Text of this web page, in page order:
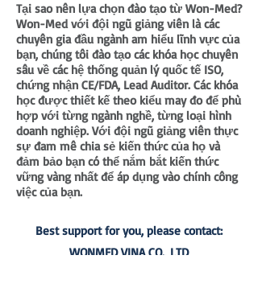
Tại sao nên lựa chọn đào tạo từ Won-Med?
Won-Med với đội ngũ giảng viên là các
chuyên gia đầu ngành am hiểu lĩnh vực của
bạn, chúng tôi đào tạo các khóa học chuyên
sâu về các hệ thống quản lý quốc tế ISO,
chứng nhận CE/FDA, Lead Auditor. Các khóa
học được thiết kế theo kiểu may đo để phù
hợp với từng ngành nghề, từng loại hình
doanh nghiệp. Với đội ngũ giảng viên thực
sự đam mê chia sẻ kiến thức của họ và
đảm bảo bạn có thể nắm bắt kiến thức
vững vàng nhất để áp dụng vào chính công
việc của bạn.
Best support for you, please contact:
WONMED VINA CO., LTD